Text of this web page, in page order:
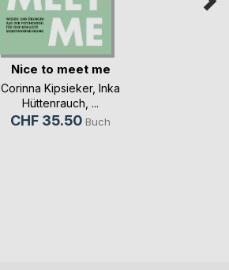
Nice to meet me
Corinna Kipsieker, Inka
Hüttenrauch , ...
CHF 35.50 Buch